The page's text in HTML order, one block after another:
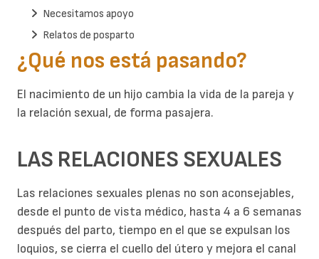
¿Qué nos está pasando?
El nacimiento de un hijo cambia la vida de la pareja y
la relación sexual, de forma pasajera.
LAS RELACIONES SEXUALES
Las relaciones sexuales plenas no son aconsejables,
desde el punto de vista médico, hasta 4 a 6 semanas
después del parto, tiempo en el que se expulsan los
loquios, se cierra el cuello del útero y mejora el canal
Necesitamos apoyo
Relatos de posparto